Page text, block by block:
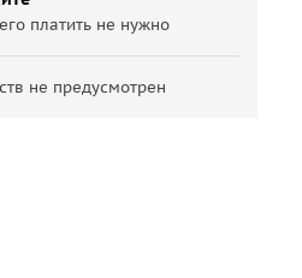
платить не нужно
не предусмотрен